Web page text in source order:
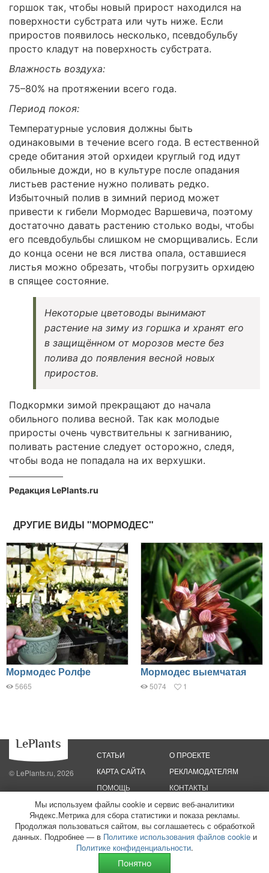
горшок так, чтобы новый прирост находился на
поверхности субстрата или чуть ниже. Если
приростов появилось несколько, псевдобульбу
просто кладут на поверхность субстрата.
Влажность воздуха:
75–80% на протяжении всего года.
Период покоя:
Температурные условия должны быть
одинаковыми в течение всего года. В естественной
среде обитания этой орхидеи круглый год идут
обильные дожди, но в культуре после опадания
листьев растение нужно поливать редко.
Избыточный полив в зимний период может
привести к гибели Мормодес Варшевича, поэтому
достаточно давать растению столько воды, чтобы
его псевдобульбы слишком не сморщивались. Если
до конца осени не вся листва опала, оставшиеся
листья можно обрезать, чтобы погрузить орхидею
в спящее состояние.
Некоторые цветоводы вынимают
растение на зиму из горшка и хранят его
в защищённом от морозов месте без
полива до появления весной новых
приростов.
Подкормки зимой прекращают до начала
обильного полива весной. Так как молодые
приросты очень чувствительны к загниванию,
поливать растение следует осторожно, следя,
чтобы вода не попадала на их верхушки.
Редакция LePlants.ru
ДРУГИЕ ВИДЫ "МОРМОДЕС"
Мормодес Ролфе
5665
Мормодес выемчатая
5074 1
© LePlants.ru, 2026
СТАТЬИ
КАРТА САЙТА
ПОМОЩЬ
О ПРОЕКТЕ
РЕКЛАМОДАТЕЛЯМ
КОНТАКТЫ
Политика конфиденциальности
Политика использования файлов cookie
Пользовательское соглашение
Редакционные стандарты
ООО «Трафик»
ИНН 7813175200 ОГРН 1027806866724
Монетизация
Мы используем файлы cookie и сервис веб-аналитики
Яндекс.Метрика для сбора статистики и показа рекламы.
Продолжая пользоваться сайтом, вы соглашаетесь с обработкой
данных. Подробнее — в Политике использования файлов cookieи
Политике конфиденциальности.
Понятно